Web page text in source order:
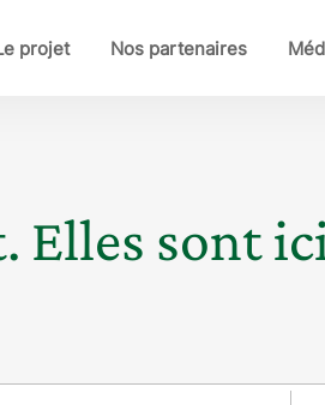
projet Nos partenaires
Elles sont